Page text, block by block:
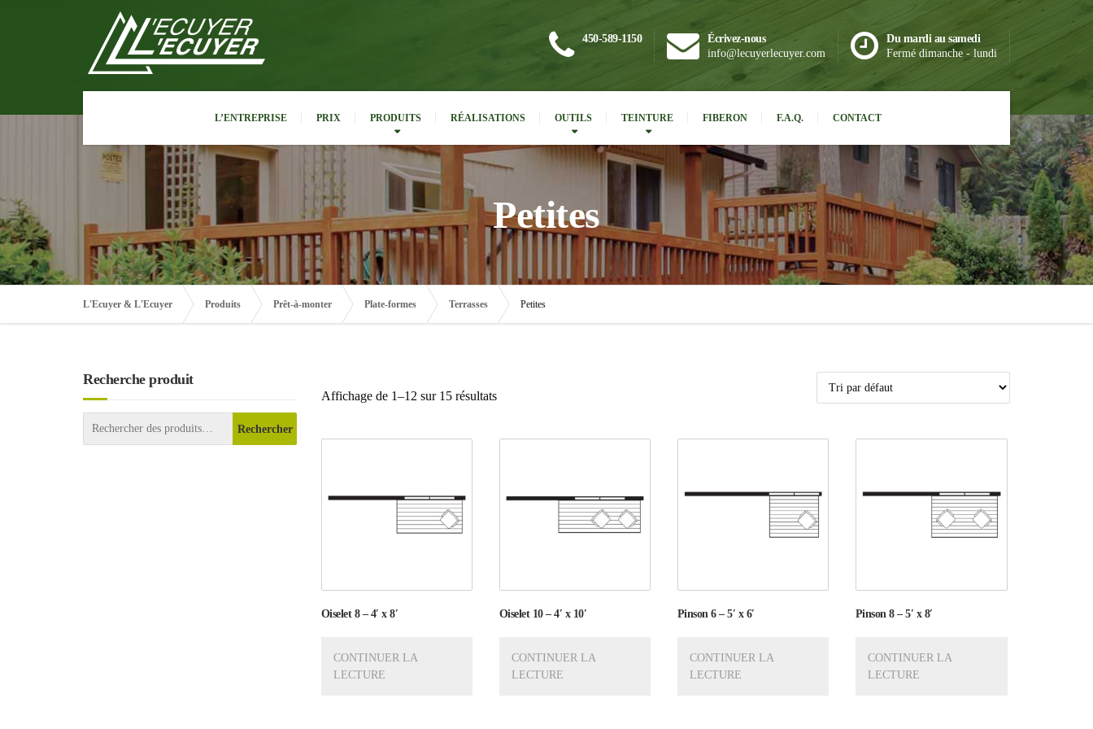
450-589-1150
Écrivez-nous
info@lecuyerlecuyer.com
Du mardi au samedi
Fermé dimanche - lundi
L’ENTREPRISE PRIX PRODUITS RÉALISATIONS OUTILS TEINTURE FIBERON F.A.Q. CONTACT
Petites
L'Ecuyer & L'Ecuyer Produits Prêt-à-monter Plate-formes Terrasses Petites
Affichage de 1–12 sur 15 résultats
Oiselet 8 – 4′ x 8′
CONTINUER LA
LECTURE
Oiselet 10 – 4′ x 10′
CONTINUER LA
LECTURE
Pinson 6 – 5′ x 6′
CONTINUER LA
LECTURE
Pinson 8 – 5′ x 8′
CONTINUER LA
LECTURE
Recherche produit
Rechercher